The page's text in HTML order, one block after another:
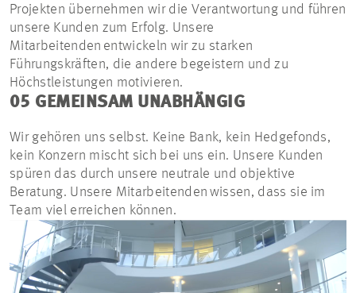
Projekten übernehmen wir die Verantwortung und führen
unsere Kunden zum Erfolg. Unsere
Mitarbeitenden entwickeln wir zu starken
Führungskräften, die andere begeistern und zu
Höchstleistungen motivieren.
05 GEMEINSAM UNABHÄNGIG
Wir gehören uns selbst. Keine Bank, kein Hedgefonds,
kein Konzern mischt sich bei uns ein. Unsere Kunden
spüren das durch unsere neutrale und objektive
Beratung. Unsere Mitarbeitenden wissen, dass sie im
Team viel erreichen können.